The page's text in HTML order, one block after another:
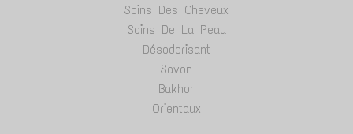
Soins Des Cheveux
Soins De La Peau
Désodorisant
Savon
Bakhor
Orientaux